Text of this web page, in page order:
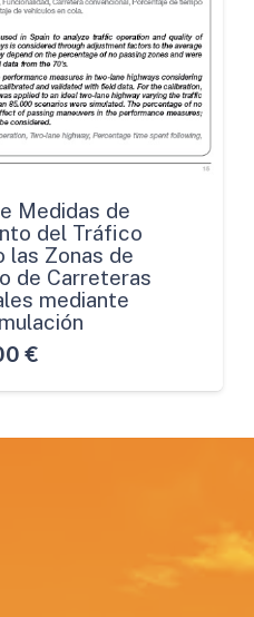
Medidas de
del Tráfico
las Zonas de
de Carreteras
mediante
€